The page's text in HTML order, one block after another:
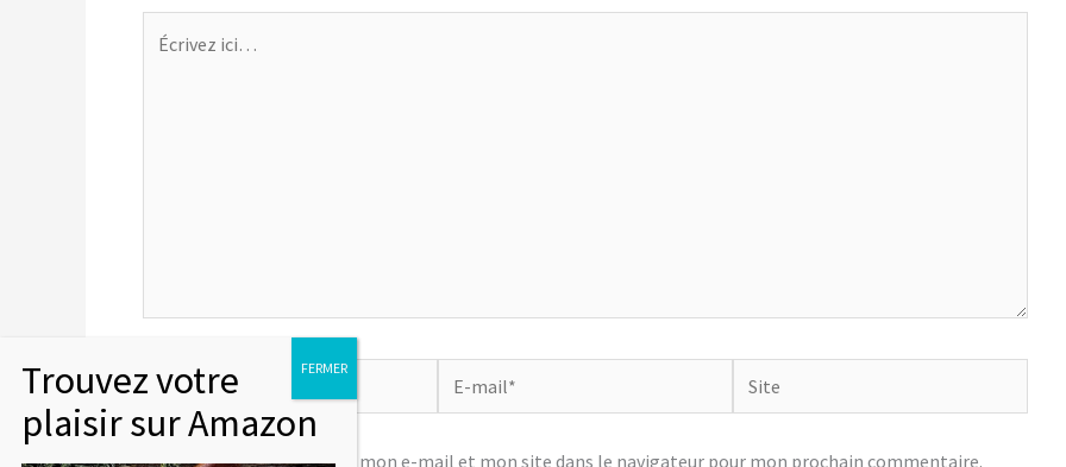
Nom*
mail*
Enregistrer mon nom, mon e-mail et mon site dans le navigateur pour mon prochain commentaire.